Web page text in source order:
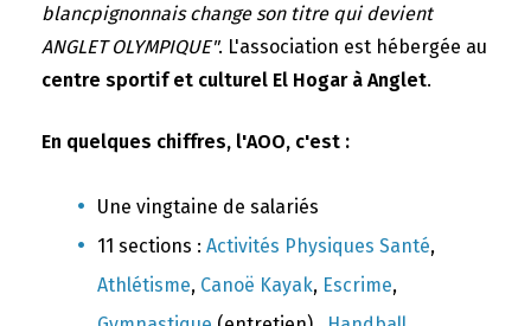
blancpignonnais change son titre qui devient
ANGLET OLYMPIQUE". L'association est hébergée au
centre sportif et culturel El Hogar à Anglet.
En quelques chiffres, l'AOO, c'est :
Une vingtaine de salariés
11 sections : Activités Physiques Santé,
Athlétisme, Canoë Kayak, Escrime,